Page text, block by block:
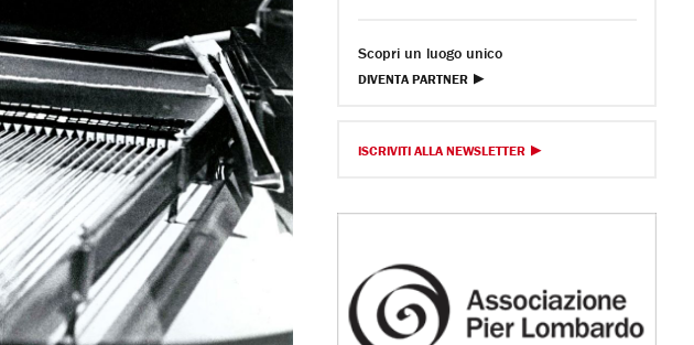
Scopri un luogo unico
DIVENTA PARTNER
ISCRIVITI ALLA NEWSLETTER